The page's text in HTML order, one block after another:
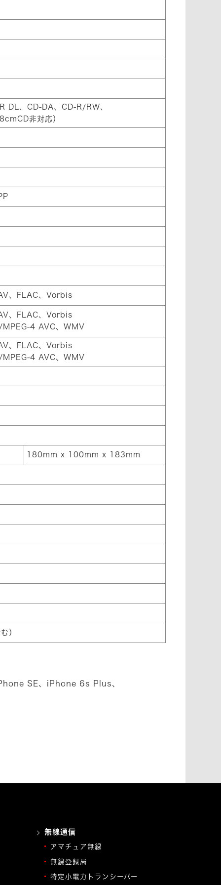
、CD-DA、CD-R/RW、
非対応）
、FLAC、Vorbis
、FLAC、Vorbis
4 AVC、WMV
、FLAC、Vorbis
4 AVC、WMV
180mm x 100mm x 183mm
）
SE、iPhone 6s Plus、
無線通信
アマチュア無線
無線登録局
特定小電力トランシーバー